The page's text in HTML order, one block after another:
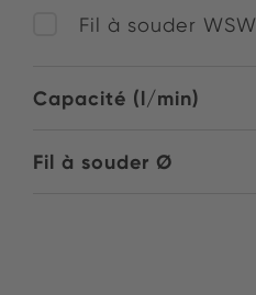
Fil à souder WSW
Capacité (l/min)
Fil à souder Ø